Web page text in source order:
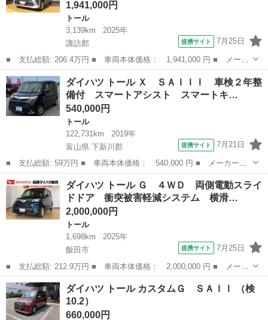
1,941,000円
トール
3,139km
2025年
諏訪郡
提携サイト 7月25日
■ 支払総額: 206.4万円 ■ 車両本体価格： 1,941,000 円 ■ メーカ
ー名： ダイハツ ■ 車種名： トール ■ グレード名： Ｇ ４Ｗ
Ｄ 両側電動スライドドア 衝突被害軽減システム 横滑り防止機
能 オート...
長野 諏訪郡 トール
ダイハツ トール Ｘ ＳＡＩＩＩ 車検２年整
備付 スマートアシスト スマートキ…
540,000円
トール
122,731km
2019年
富山県 下新川郡
提携サイト 7月21日
■ 支払総額: 59万円 ■ 車両本体価格： 540,000 円 ■ メーカー
名： ダイハツ ■ 車種名： トール ■ グレード名： Ｘ ＳＡＩ
ＩＩ 車検２年整備付 スマートアシスト スマートキー プッシュ
スタート ナビ ...
富山 下新川郡 トール
ダイハツ トール Ｇ ４ＷＤ 両側電動スライ
ドドア 衝突被害軽減システム 横滑…
2,000,000円
トール
1,698km
2025年
飯田市
提携サイト 7月25日
■ 支払総額: 212.9万円 ■ 車両本体価格： 2,000,000 円 ■ メーカ
ー名： ダイハツ ■ 車種名： トール ■ グレード名： Ｇ ４Ｗ
Ｄ 両側電動スライドドア 衝突被害軽減システム 横滑り防止機
能 オート...
長野 飯田市 トール
ダイハツ トール カスタムＧ ＳＡＩＩ （検
10.2）
660,000円